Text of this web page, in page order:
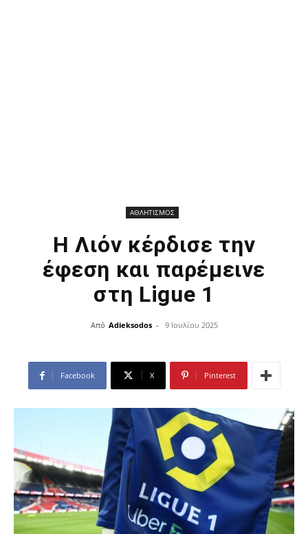
ΑΘΛΗΤΙΣΜΟΣ
Η Λιόν κέρδισε την
έφεση και παρέμεινε
στη Ligue 1
Από Adieksodos - 9 Ιουλίου 2025
Facebook X Pinterest